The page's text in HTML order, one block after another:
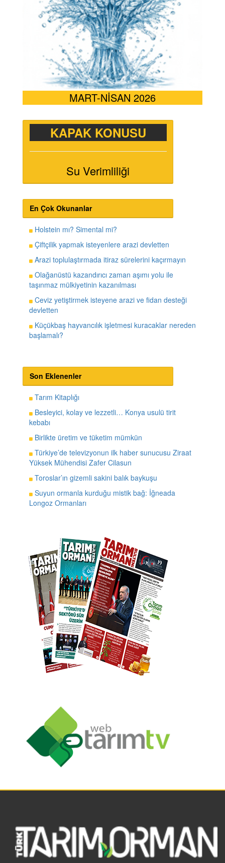
MART-NİSAN 2026
KAPAK KONUSU
Su Verimliliği
En Çok Okunanlar
Holstein mı? Simental mi?
Çiftçilik yapmak isteyenlere arazi devletten
Arazi toplulaştırmada itiraz sürelerini kaçırmayın
Olağanüstü kazandırıcı zaman aşımı yolu ile
taşınmaz mülkiyetinin kazanılması
Ceviz yetiştirmek isteyene arazi ve fidan desteği
devletten
Küçükbaş hayvancılık işletmesi kuracaklar nereden
başlamalı?
Son Eklenenler
Tarım Kitaplığı
Besleyici, kolay ve lezzetli… Konya usulü tirit
kebabı
Birlikte üretim ve tüketim mümkün
Türkiye’de televizyonun ilk haber sunucusu Ziraat
Yüksek Mühendisi Zafer Cilasun
Toroslar’ın gizemli sakini balık baykuşu
Suyun ormanla kurduğu mistik bağ: İğneada
Longoz Ormanları